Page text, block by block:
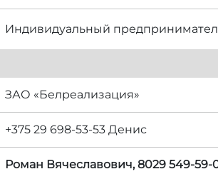
Индивидуальный
ЗАО «Белреализация»
+375 29 698-53-53 Денис
Роман Вячеславович, 8029 549-59-